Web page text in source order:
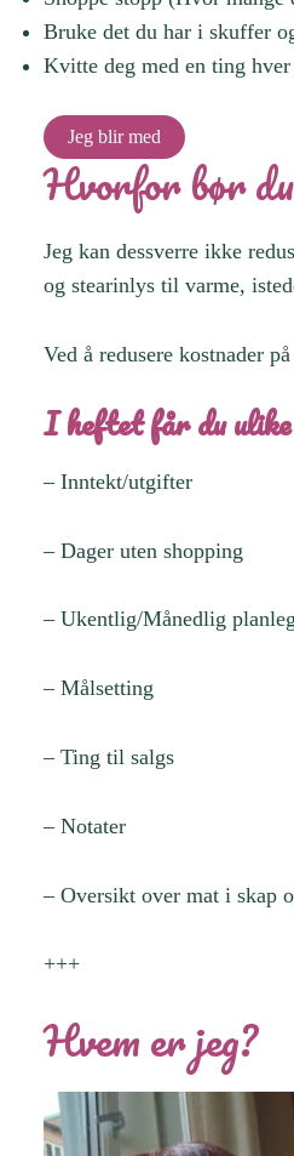
Bruke det du har i skuffer
Kvitte deg med en ting hver
Jeg blir med
Hvorfor bør
Jeg kan dessverre ikke
og stearinlys til varme,
Ved å redusere kostnader
I heftet får du
– Inntekt/utgifter
– Dager uten shopping
– Ukentlig/Månedlig
– Målsetting
– Ting til salgs
– Notater
– Oversikt over mat i skap
+++
Hvem er jeg?